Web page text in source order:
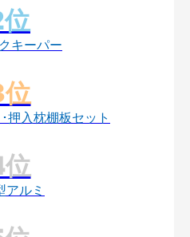
キーパー
押入枕棚板セット
アルミ